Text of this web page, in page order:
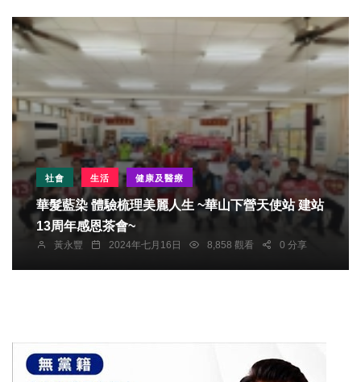
社會 生活 健康及醫療
華髮藍染 體驗梳理美麗人生 ~華山下營天使站 建站
13周年感恩茶會~
黃永豐 2024年七月16日 8,858 觀看 0 分享